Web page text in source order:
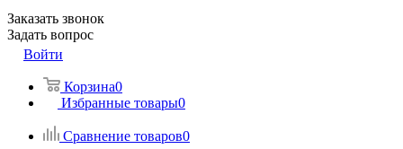
Заказать звонок
Задать вопрос
Войти
Корзина0
Избранные товары0
Сравнение товаров0